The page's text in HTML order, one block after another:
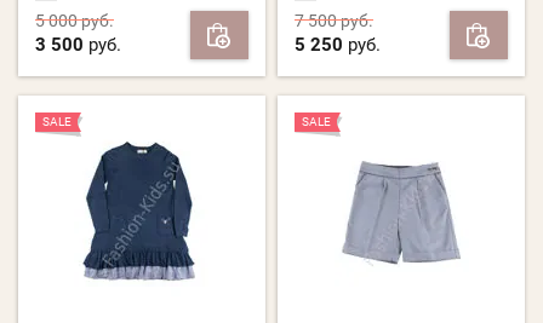
5 000руб.
3 500 руб.
7 500руб.
5 250 руб.
SALE SALE